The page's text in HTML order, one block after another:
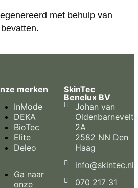
met behulp van
merken
InMode
DEKA
BioTec
Elite
Deleo
Ga naar
onze
SkinTec
Benelux BV
Johan van
2A
2582 NN Den
Haag
info@skintec.nl
070 217 31